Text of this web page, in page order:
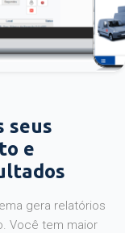
seus
e
gera relatórios
Você tem maior